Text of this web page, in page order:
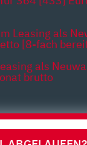
Leasing als
[8-fach
als
brutto